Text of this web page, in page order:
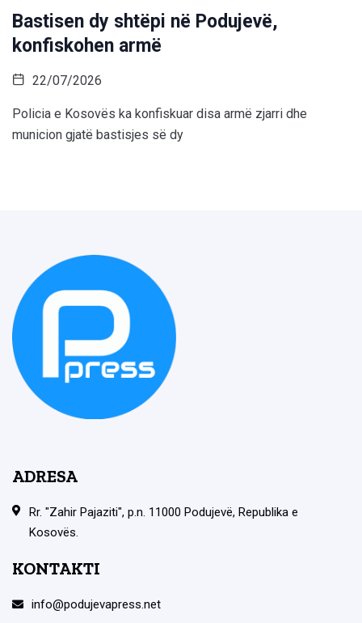
Bastisen dy shtëpi në Podujevë,
konfiskohen armë
22/07/2026
Policia e Kosovës ka konfiskuar disa armë zjarri dhe
municion gjatë bastisjes së dy
ADRESA
Rr. "Zahir Pajaziti", p.n. 11000 Podujevë, Republika e
Kosovës.
KONTAKTI
info@podujevapress.net